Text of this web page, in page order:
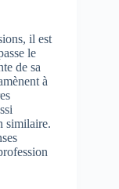
il est
le
de sa
à
similaire.